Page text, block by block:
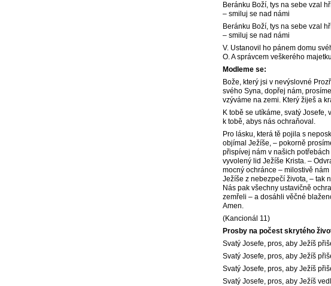
Beránku Boží, tys na sebe vzal
– smiluj se nad námi
Beránku Boží, tys na sebe vzal
– smiluj se nad námi
V. Ustanovil ho pánem domu
O. A správcem veškerého
Modleme se:
Bože, který jsi v nevýslovné
svého Syna, dopřej nám,
vzýváme na zemi. Který žiješ a
K tobě se utíkáme, svatý
k tobě, abys nás ochraňoval.
Pro lásku, která tě pojila s
objímal Ježíše, – pokorně
přispívej nám v našich
vyvolený lid Ježíše Krista. –
mocný ochránce – milostivě
Ježíše z nebezpečí života, – tak
Nás pak všechny ustavičně
zemřeli – a dosáhli věčné
Amen.
(Kancionál 11)
Prosby na počest skrytého
Svatý Josefe, pros, aby Ježíš
Svatý Josefe, pros, aby Ježíš
Svatý Josefe, pros, aby Ježíš
Svatý Josefe, pros, aby Ježíš